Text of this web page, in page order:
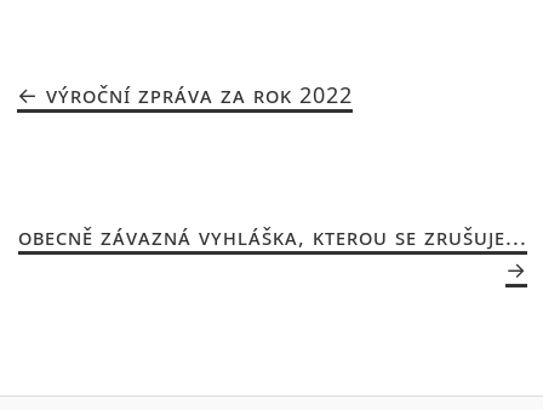
VÝROČNÍ ZPRÁVA ZA ROK 2022
OBECNĚ ZÁVAZNÁ VYHLÁŠKA, KTEROU SE ZRUŠUJE...